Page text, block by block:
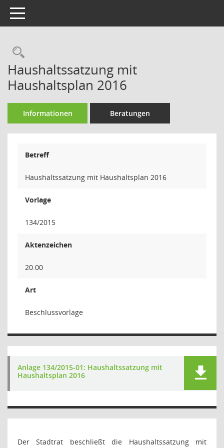
Toggle navigation
Rechercheauswahl
Haushaltssatzung mit
Haushaltsplan 2016
Informationen Beratungen
Betreff
Haushaltssatzung mit Haushaltsplan 2016
Vorlage
134/2015
Aktenzeichen
20.00
Art
Beschlussvorlage
Anlage 134/2015-01: Haushaltssatzung mit
Haushaltsplan 2016
Der Stadtrat beschließt die Haushaltssatzung mit